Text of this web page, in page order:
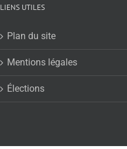
LIENS UTILES
Plan du site
Mentions légales
Élections